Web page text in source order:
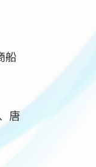
船
唐